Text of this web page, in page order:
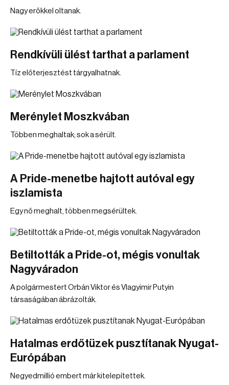
Nagy erőkkel oltanak.
Rendkívüli ülést tarthat a parlament
Tíz előterjesztést tárgyalhatnak.
Merénylet Moszkvában
Többen meghaltak; sok a sérült.
A Pride-menetbe hajtott autóval egy
iszlamista
Egy nő meghalt, többen megsérültek.
Betiltották a Pride-ot, mégis vonultak
Nagyváradon
A polgármestert Orbán Viktor és Vlagyimir Putyin
társaságában ábrázolták.
Hatalmas erdőtüzek pusztítanak Nyugat-
Európában
Negyedmillió embert már kitelepítettek.